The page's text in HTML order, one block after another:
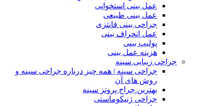
عمل بینی استخوانی
عمل بینی طبیعی
جراحی بینی فانتزی
عمل انحراف بینی
پولیپ بینی
هزینه عمل بینی
جراحی زیبایی سینه
جراحی سینه | همه چیز درباره جراحی سینه و
روش های آن
بهترین جراح پروتز سینه
جراحی ژنیکوماستی